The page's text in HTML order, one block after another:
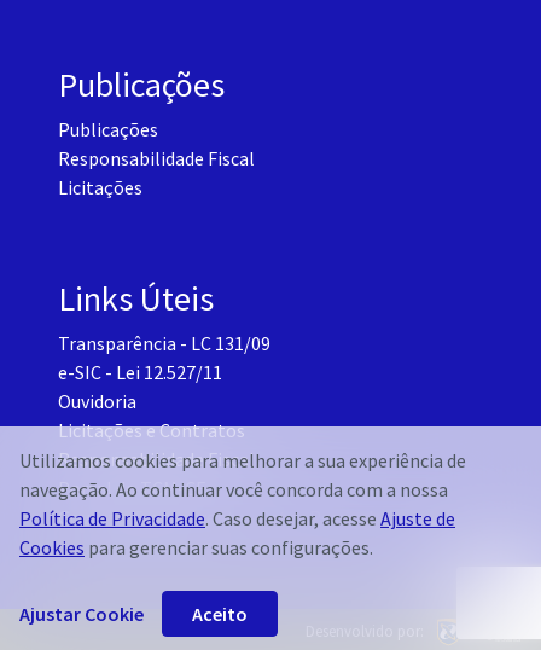
Publicações
Publicações
Responsabilidade Fiscal
Licitações
Links Úteis
Transparência - LC 131/09
e-SIC - Lei 12.527/11
Ouvidoria
Licitações e Contratos
Responsabilidade Fiscal
Portal do TCM-CE
Governo Transparente - Setor Pessoal
Utilizamos cookies para melhorar a sua experiência de
navegação. Ao continuar você concorda com a nossa
Política de Privacidade. Caso desejar, acesse Ajuste de
Cookies para gerenciar suas configurações.
Ajustar Cookie Aceito